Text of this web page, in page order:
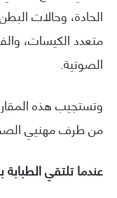
الحادة، وحالات
متعدد الكيسات،
الصوتية.
وتستجيب هذه
من طرف مهنيي
عندما تلتقي الطبابة